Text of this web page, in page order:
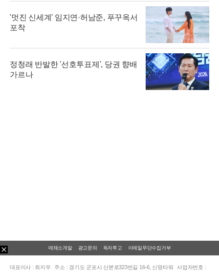
'멋진 신세계' 임지연·허남준, 푸꾸옥서
포착
정청래 반발한 '선호투표제', 당권 향배
가르나
매체소개말 광고문의 독자투고 이메일무단수집거부
대표이사 : 최지우 주소 : 경기도 군포시 산본로323번길 16-6, 신명타워 사업자번호 :